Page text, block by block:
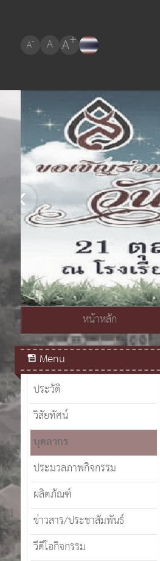
A- A A+
สมเด็จพระเจ้าอยู่หัวมหาวชิราล
หน้าหลัก
Menu
ประวัติ
วิสัยทัศน์
บุคลากร
ประมวลภาพกิจกรรม
ผลิตภัณฑ์
ข่าวสาร/ประชาสัมพันธ์
วีดีโอกิจกรรม